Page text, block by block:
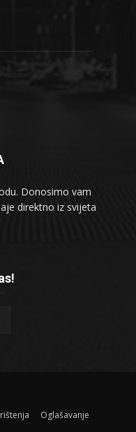
Donosimo vam
direktno iz svijeta
Oglašavanje